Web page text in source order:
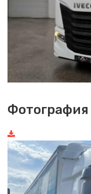
Фотография